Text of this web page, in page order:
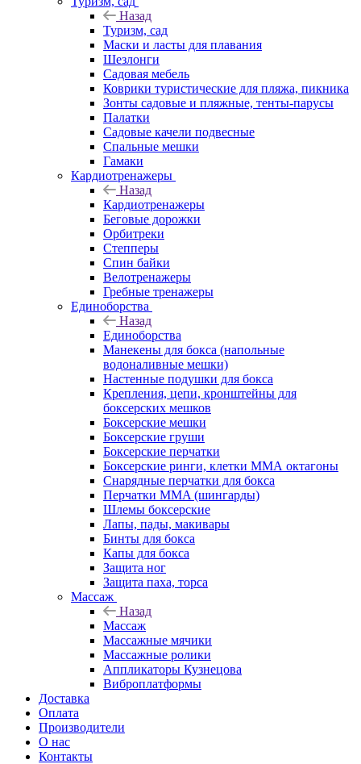
Назад
Туризм, сад
Маски и ласты для плавания
Шезлонги
Садовая мебель
Коврики туристические для пляжа, пикника
Зонты садовые и пляжные, тенты-парусы
Палатки
Садовые качели подвесные
Спальные мешки
Гамаки
Кардиотренажеры
Назад
Кардиотренажеры
Беговые дорожки
Орбитреки
Степперы
Спин байки
Велотренажеры
Гребные тренажеры
Единоборства
Назад
Единоборства
Манекены для бокса (напольные
водоналивные мешки)
Настенные подушки для бокса
Крепления, цепи, кронштейны для
боксерских мешков
Боксерские мешки
Боксерские груши
Боксерские перчатки
Боксерские ринги, клетки ММА октагоны
Снарядные перчатки для бокса
Перчатки MMA (шингарды)
Шлемы боксерские
Лапы, пады, макивары
Бинты для бокса
Капы для бокса
Защита ног
Защита паха, торса
Массаж
Назад
Массаж
Массажные мячики
Массажные ролики
Аппликаторы Кузнецова
Виброплатформы
Доставка
Оплата
Производители
О нас
Контакты